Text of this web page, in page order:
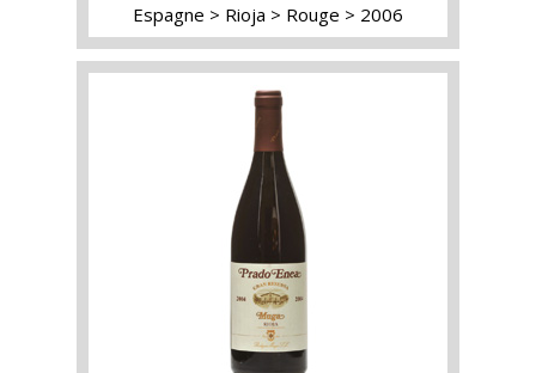
Espagne Rioja Rouge 2006